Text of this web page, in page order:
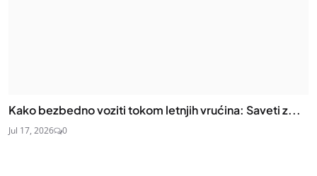
Kako bezbedno voziti tokom letnjih vrućina: Saveti z...
Jul 17, 2026 0